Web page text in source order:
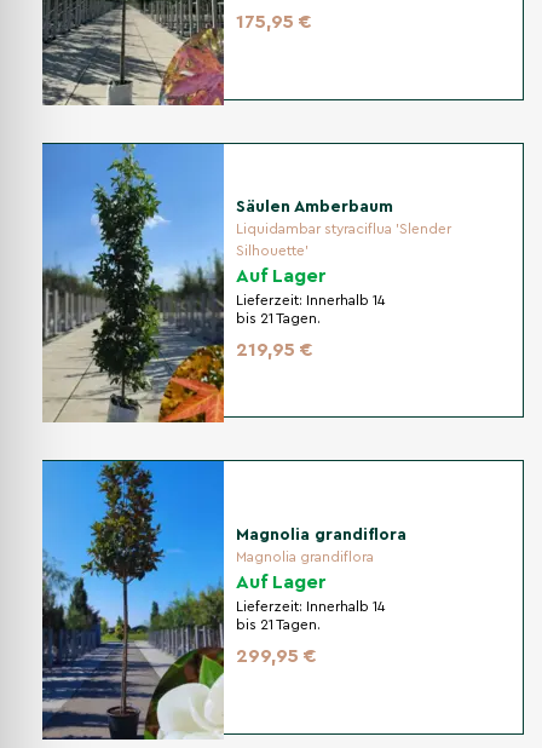
175,95 €
Säulen Amberbaum
Liquidambar styraciflua 'Slender
Silhouette'
Auf Lager
Lieferzeit:
Innerhalb 14
bis 21 Tagen.
219,95 €
Magnolia grandiflora
Magnolia grandiflora
Auf Lager
Lieferzeit:
Innerhalb 14
bis 21 Tagen.
299,95 €